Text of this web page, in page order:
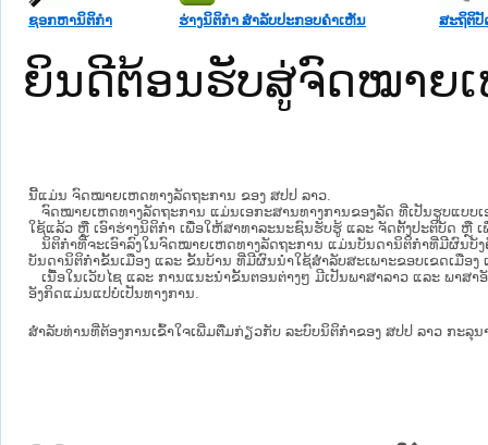
ຊອກຫານິຕິກໍາ ຮ່າງນິຕິກໍາ ສໍາລັບປະກອບຄໍາເຫັນ ສະຖິຕິປັ
ຍິນດີຕ້ອນຮັບສູ່ຈົດໝາຍເ
ນີ້ແມ່ນ ຈົດໝາຍເຫດທາງລັດຖະການ ຂອງ ສປປ ລາວ.
ຈົດໝາຍເຫດທາງລັດຖະການ ແມ່ນ​ເອ​ກະ​ສານ​ທາງ​ການ​ຂອງ​ລັດ ທີ່​ເປັນ​ຮູບ​ແບບ​
ໃຊ້ແລ້ວ ຫຼື ເອົາຮ່າງນິຕິກໍາ ເພື່ອໃຫ້​ສາ​ທາ​ລະ​ນະ​ຊົນ​ຮັບ​ຮູ້ ແລະ ຈັດ​ຕັ້ງ​ປະ​ຕິ​ບັດ ຫຼື
ນິ​ຕິ​ກຳ​ທີ່​ຈະ​ເອົາ​ລົງ​ໃນ​ຈົດ​ໝາຍ​ເຫດ​ທາງ​ລັດ​ຖະ​ການ ​ແມ່ນ​ບັນ​ດາ​ນິ​ຕິ​ກຳ​ທີ່​ມີ​ຜົນ​ບັ
ບັນ​ດານິ​ຕິ​ກຳ​ຂັ້ນ​ເມືອງ ແລະ ຂັ້ນ​ບ້ານ ​ທີ່​ມີ​ຜົນ​ນຳ​ໃຊ້​ສຳ​ລັບ​ສະ​ເພາະ​ຂອບ​ເຂດ​ເມືອງ
ເນື້ອໃນ​ເວັບ​ໄຊ​ ແລະ ການແນະນໍາຂັ້ນຕອນຕ່າງໆ ມີເປັນພາສາລາວ ແລະ ພາສ
ອັງກິດແມ່ນແປບໍ່ເປັນທາງການ.
ສໍາລັບທ່ານທີ່ຕ້ອງການເຂົ້າໃຈເພີ່ມຕື່ມກ່ຽວກັບ ລະບົບນິຕິກຳຂອງ ສປປ ລາວ ກະລຸນ